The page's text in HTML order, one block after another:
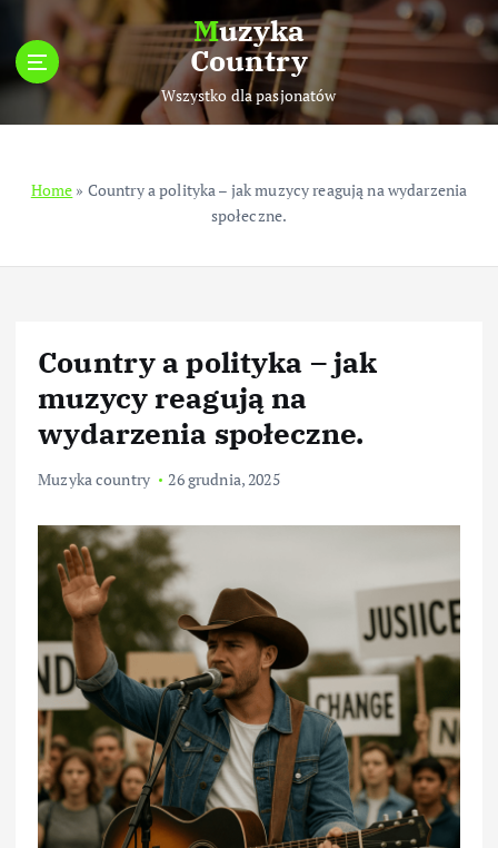
p
e
Muzyka
Country
Wszystko dla pasjonatów
Home » Country a polityka – jak muzycy reagują na wydarzenia
społeczne.
Country a polityka – jak
muzycy reagują na
wydarzenia społeczne.
Muzyka country 26 grudnia, 2025